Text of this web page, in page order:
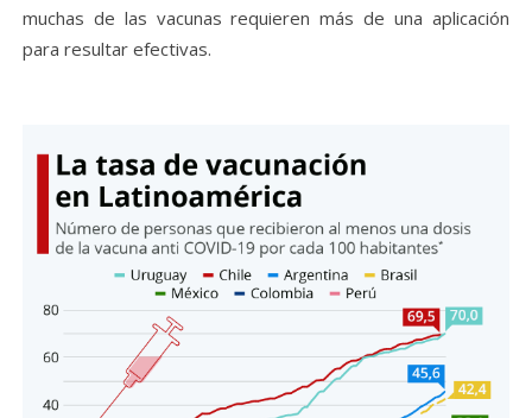
muchas de las vacunas requieren más de una aplicación
para resultar efectivas.